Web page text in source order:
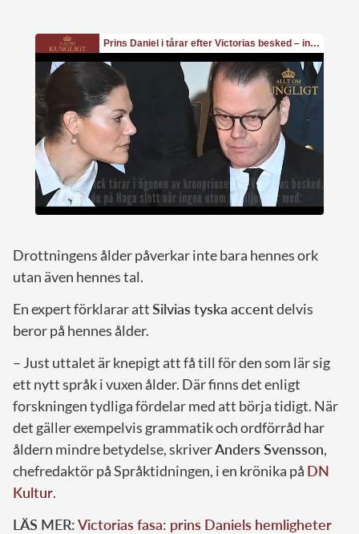
Drottningens ålder påverkar inte bara hennes ork
utan även hennes tal.
En expert förklarar attSilvias tyska accentdelvis
beror på hennes ålder.
– Just uttalet är knepigt att få till för den som lär sig
ett nytt språk i vuxen ålder. Där finns det enligt
forskningen tydliga fördelar med att börja tidigt. När
det gäller exempelvis grammatik och ordförråd har
åldern mindre betydelse, skriverAnders Svensson,
chefredaktör på Språktidningen, i en krönika på DN
Kultur.
LÄS MER:Victorias fasa: prins Daniels hemligheter